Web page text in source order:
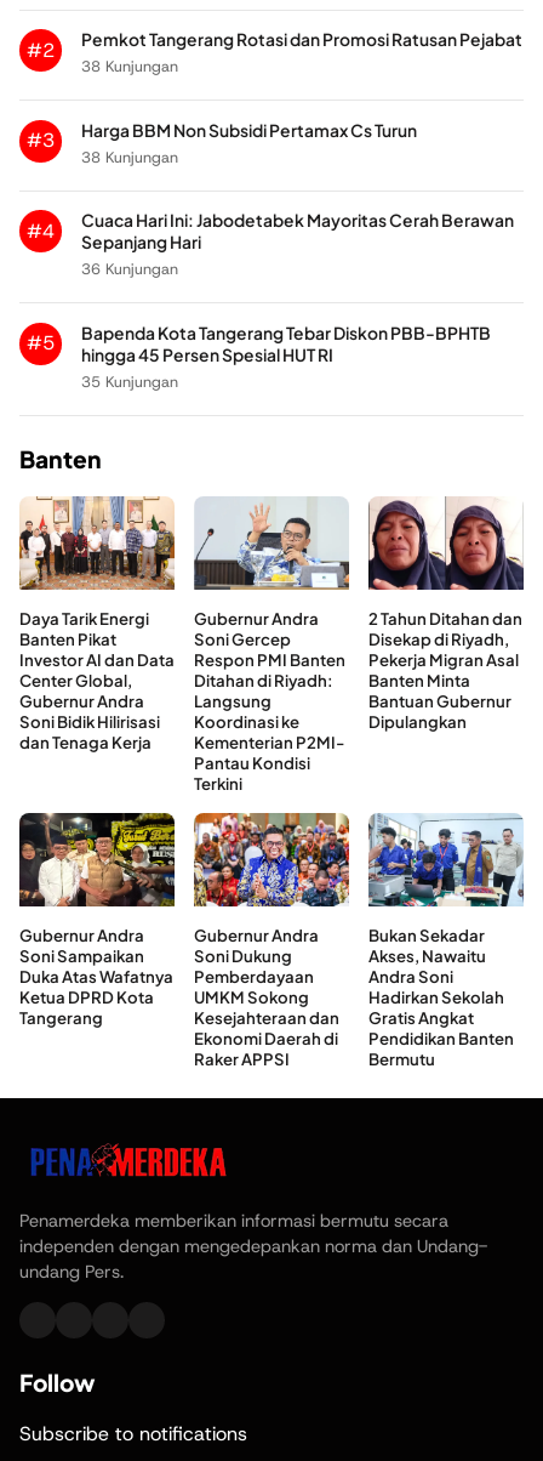
#2
Pemkot Tangerang Rotasi dan Promosi Ratusan Pejabat
38 Kunjungan
#3
Harga BBM Non Subsidi Pertamax Cs Turun
38 Kunjungan
#4
Cuaca Hari Ini: Jabodetabek Mayoritas Cerah Berawan
Sepanjang Hari
36 Kunjungan
#5
Bapenda Kota Tangerang Tebar Diskon PBB-BPHTB
hingga 45 Persen Spesial HUT RI
35 Kunjungan
Banten
Daya Tarik Energi
Banten Pikat
Investor AI dan Data
Center Global,
Gubernur Andra
Soni Bidik Hilirisasi
dan Tenaga Kerja
Gubernur Andra
Soni Gercep
Respon PMI Banten
Ditahan di Riyadh:
Langsung
Koordinasi ke
Kementerian P2MI-
Pantau Kondisi
Terkini
2 Tahun Ditahan dan
Disekap di Riyadh,
Pekerja Migran Asal
Banten Minta
Bantuan Gubernur
Dipulangkan
Gubernur Andra
Soni Sampaikan
Duka Atas Wafatnya
Ketua DPRD Kota
Tangerang
Gubernur Andra
Soni Dukung
Pemberdayaan
UMKM Sokong
Kesejahteraan dan
Ekonomi Daerah di
Raker APPSI
Bukan Sekadar
Akses, Nawaitu
Andra Soni
Hadirkan Sekolah
Gratis Angkat
Pendidikan Banten
Bermutu
Penamerdeka memberikan informasi bermutu secara
independen dengan mengedepankan norma dan Undang-
undang Pers.
Follow
Subscribe to notifications